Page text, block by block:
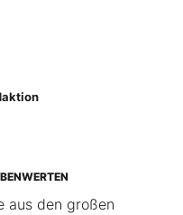
aus den großen